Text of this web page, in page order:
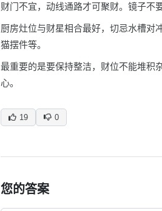
财门不宜，动线通路才可聚财。镜子不
厨房灶位与财星相合最好，切忌水槽对
猫摆件等。
最重要的是要保持整洁，财位不能堆积
心。
19 0
您的答案